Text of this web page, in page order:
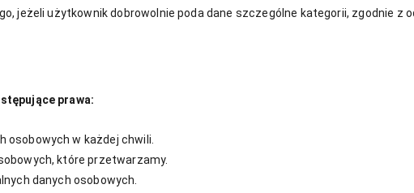
jeżeli użytkownik dobrowolnie poda dane szczególne kategorii, zgodnie z
prawa:
osobowych w każdej chwili.
które przetwarzamy.
danych osobowych.